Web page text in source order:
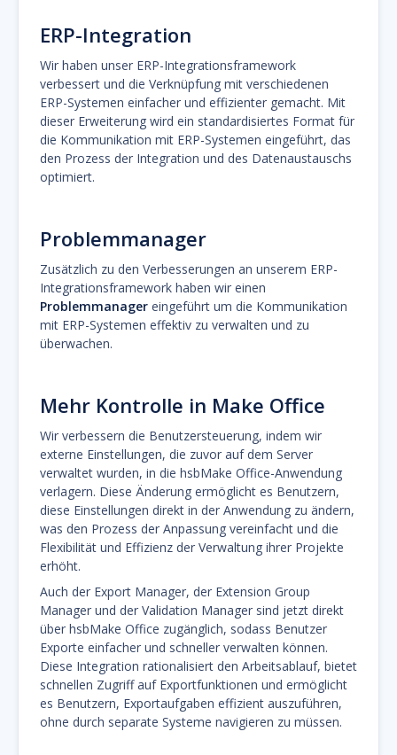
ERP-Integration
Wir haben unser ERP-Integrationsframework
verbessert und die Verknüpfung mit verschiedenen
ERP-Systemen einfacher und effizienter gemacht. Mit
dieser Erweiterung wird ein standardisiertes Format für
die Kommunikation mit ERP-Systemen eingeführt, das
den Prozess der Integration und des Datenaustauschs
optimiert.
Problemmanager
Zusätzlich zu den Verbesserungen an unserem ERP-
Integrationsframework haben wir einen
Problemmanager eingeführt um die Kommunikation
mit ERP-Systemen effektiv zu verwalten und zu
überwachen.
Mehr Kontrolle in Make Office
Wir verbessern die Benutzersteuerung, indem wir
externe Einstellungen, die zuvor auf dem Server
verwaltet wurden, in die hsbMake Office-Anwendung
verlagern. Diese Änderung ermöglicht es Benutzern,
diese Einstellungen direkt in der Anwendung zu ändern,
was den Prozess der Anpassung vereinfacht und die
Flexibilität und Effizienz der Verwaltung ihrer Projekte
erhöht.
Auch der Export Manager, der Extension Group
Manager und der Validation Manager sind jetzt direkt
über hsbMake Office zugänglich, sodass Benutzer
Exporte einfacher und schneller verwalten können.
Diese Integration rationalisiert den Arbeitsablauf, bietet
schnellen Zugriff auf Exportfunktionen und ermöglicht
es Benutzern, Exportaufgaben effizient auszuführen,
ohne durch separate Systeme navigieren zu müssen.